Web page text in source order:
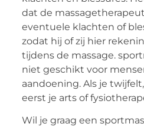
dat de
eventuele klachten of
zodat hij of zij hier
tijdens de massage.
niet geschikt voor
aandoening. Als je
eerst je arts of
Wil je graag een